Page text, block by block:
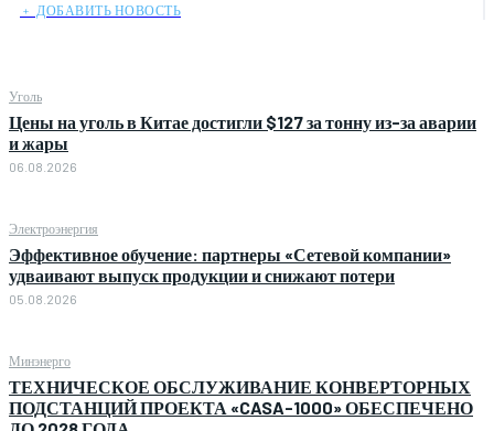
﹢ ДОБАВИТЬ НОВОСТЬ
Уголь
Цены на уголь в Китае достигли $127 за тонну из-за аварии
и жары
06.08.2026
Электроэнергия
Эффективное обучение: партнеры «Сетевой компании»
удваивают выпуск продукции и снижают потери
05.08.2026
Минэнерго
ТЕХНИЧЕСКОЕ ОБСЛУЖИВАНИЕ КОНВЕРТОРНЫХ
ПОДСТАНЦИЙ ПРОЕКТА «CASA-1000» ОБЕСПЕЧЕНО